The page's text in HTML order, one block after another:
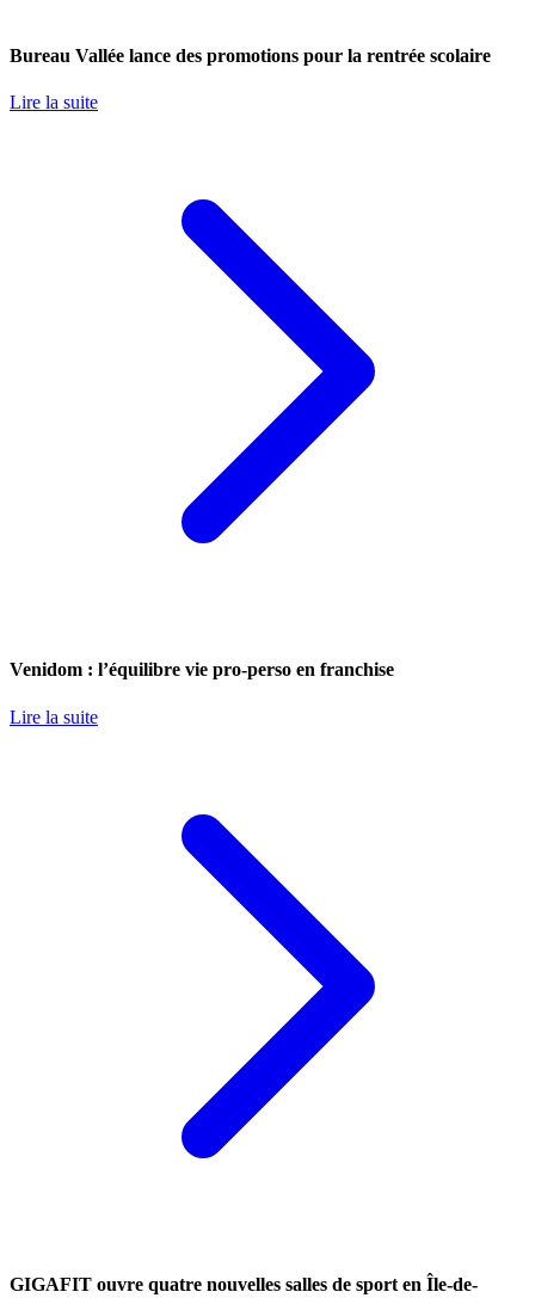
Bureau Vallée lance des promotions pour la rentrée scolaire
Lire la suite
Venidom : l’équilibre vie pro-perso en franchise
Lire la suite
GIGAFIT ouvre quatre nouvelles salles de sport en Île-de-